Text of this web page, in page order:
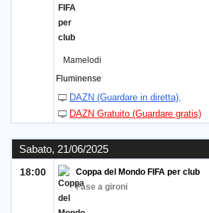
Mamelodi
Fluminense
DAZN (Guardare in diretta)
DAZN Gratuito (Guardare gratis)
Sabato, 21/06/2025
18:00
Coppa del Mondo FIFA per club
Fase a gironi